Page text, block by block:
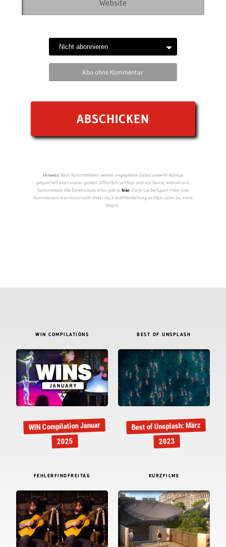
Abo ohne Kommentar
Hinweis:Beim Kommentieren werden angegebene Daten sowie IP-Adresse
gespeichert und Cookies gesetzt (öffentlich sichtbar sind nur Name, Website und
Kommentar). Alle Datenschutz-Infos gibt eshier. Dank Cache/Spam-Filter sind
Kommentare manchmal nicht direkt nach Veröffentlichung sichtbar (aber da, keine
Angst).
WIN COMPILATIONS
WIN Compilation Januar
2025
BEST OF UNSPLASH
Best of Unsplash: März
2023
FEHLERFINDFREITAG KURZFILME